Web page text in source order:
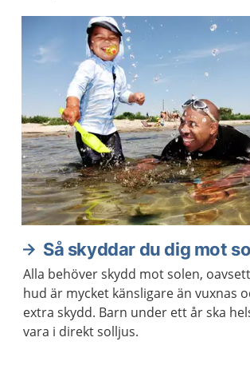
Så skyddar du dig mot
Alla behöver skydd mot solen,
hud är mycket känsligare än vuxnas
extra skydd. Barn under ett år ska
vara i direkt solljus.